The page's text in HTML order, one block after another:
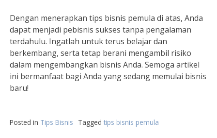
Dengan menerapkan tips bisnis pemula di atas, Anda
dapat menjadi pebisnis sukses tanpa pengalaman
terdahulu. Ingatlah untuk terus belajar dan
berkembang, serta tetap berani mengambil risiko
dalam mengembangkan bisnis Anda. Semoga artikel
ini bermanfaat bagi Anda yang sedang memulai bisnis
baru!
Posted in Tips Bisnis Tagged tips bisnis pemula